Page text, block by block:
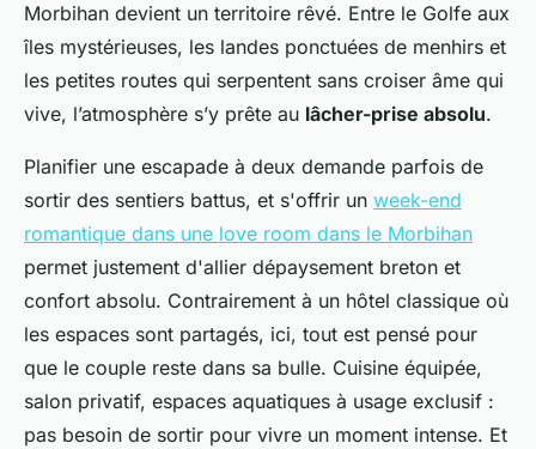
Morbihan devient un territoire rêvé. Entre le Golfe aux
îles mystérieuses, les landes ponctuées de menhirs et
les petites routes qui serpentent sans croiser âme qui
vive, l’atmosphère s’y prête au lâcher-prise absolu.
Planifier une escapade à deux demande parfois de
sortir des sentiers battus, et s'offrir un week-end
romantique dans une love room dans le Morbihan
permet justement d'allier dépaysement breton et
confort absolu. Contrairement à un hôtel classique où
les espaces sont partagés, ici, tout est pensé pour
que le couple reste dans sa bulle. Cuisine équipée,
salon privatif, espaces aquatiques à usage exclusif :
pas besoin de sortir pour vivre un moment intense. Et